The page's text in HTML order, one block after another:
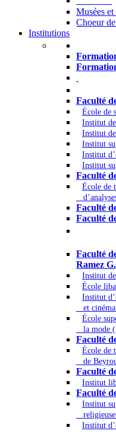
Musées et
Choeur
Institutions
Faculté
École de
Institut
Institut
Institut
Institut
Institut
Faculté
École de
Faculté
Faculté
Faculté
Ramez
Institut
École
Institut
et
École
la mode
Faculté
École de
de
Faculté
Institut
Faculté
Institut
Institut